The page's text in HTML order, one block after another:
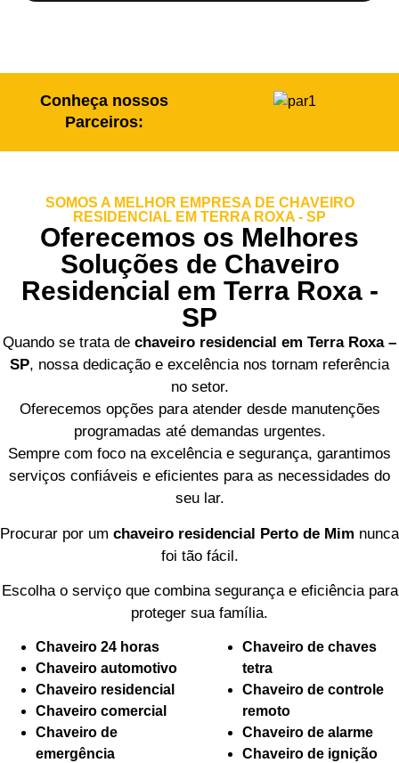
Conheça nossos
Parceiros:
SOMOS A MELHOR EMPRESA DE CHAVEIRO
RESIDENCIAL EM TERRA ROXA - SP
Oferecemos os Melhores
Soluções de Chaveiro
Residencial em Terra Roxa -
SP
Quando se trata de chaveiro residencial em Terra Roxa –
SP, nossa dedicação e excelência nos tornam referência
no setor.
Oferecemos opções para atender desde manutenções
programadas até demandas urgentes.
Sempre com foco na excelência e segurança, garantimos
serviços confiáveis e eficientes para as necessidades do
seu lar.
Procurar por um chaveiro residencial Perto de Mim nunca
foi tão fácil.
Escolha o serviço que combina segurança e eficiência para
proteger sua família.
Chaveiro 24 horas
Chaveiro automotivo
Chaveiro residencial
Chaveiro comercial
Chaveiro de
emergência
Chaveiro de chaves
tetra
Chaveiro de controle
remoto
Chaveiro de alarme
Chaveiro de ignição